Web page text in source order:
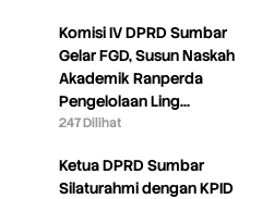
Komisi IV DPRD Sumbar
Gelar FGD, Susun Naskah
Akademik Ranperda
Pengelolaan Ling…
247 Dilihat
Ketua DPRD Sumbar
Silaturahmi dengan KPID